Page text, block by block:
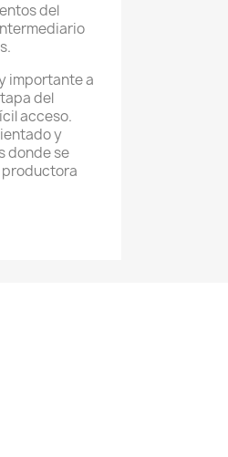
del
importante a
del
acceso.
y
donde se
productora